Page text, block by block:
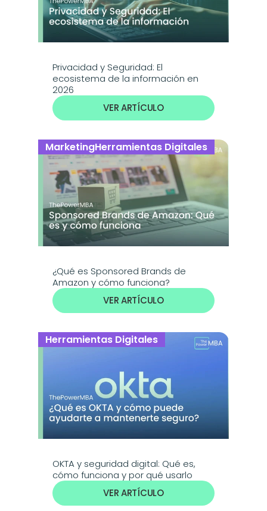
Privacidad y Seguridad: El
ecosistema de la información en
2026
VER ARTÍCULO
MarketingHerramientas Digitales
¿Qué es Sponsored Brands de
Amazon y cómo funciona?
VER ARTÍCULO
Herramientas Digitales
OKTA y seguridad digital: Qué es,
cómo funciona y por qué usarlo
VER ARTÍCULO